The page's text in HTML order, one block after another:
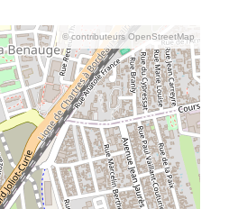
© contributeurs OpenStreetMap